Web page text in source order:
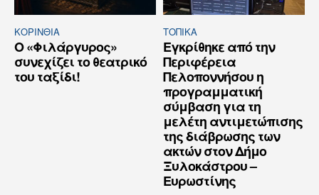
ΚΟΡΙΝΘΊΑ
Ο «Φιλάργυρος»
συνεχίζει το θεατρικό
του ταξίδι!
ΤΟΠΙΚΑ
Εγκρίθηκε από την
Περιφέρεια
Πελοποννήσου η
προγραμματική
σύμβαση για τη
μελέτη αντιμετώπισης
της διάβρωσης των
ακτών στον Δήμο
Ξυλοκάστρου –
Ευρωστίνης